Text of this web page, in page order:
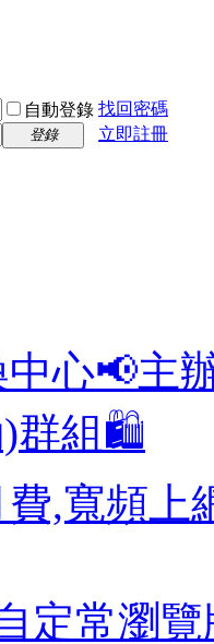
自動登錄 找回密碼
登錄 立即註冊
中心📢主
)群組🛍️
費,寬頻上
定常瀏